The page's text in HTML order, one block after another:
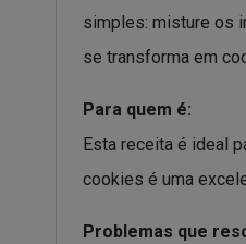
simples: misture os
se transforma em
Para quem é:
Esta receita é ideal
cookies é uma
Problemas que